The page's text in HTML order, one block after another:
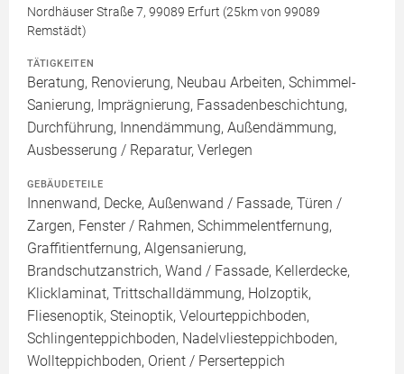
Nordhäuser Straße 7, 99089 Erfurt (25km von 99089
Remstädt)
TÄTIGKEITEN
Beratung, Renovierung, Neubau Arbeiten, Schimmel-
Sanierung, Imprägnierung, Fassadenbeschichtung,
Durchführung, Innendämmung, Außendämmung,
Ausbesserung / Reparatur, Verlegen
GEBÄUDETEILE
Innenwand, Decke, Außenwand / Fassade, Türen /
Zargen, Fenster / Rahmen, Schimmelentfernung,
Graffitientfernung, Algensanierung,
Brandschutzanstrich, Wand / Fassade, Kellerdecke,
Klicklaminat, Trittschalldämmung, Holzoptik,
Fliesenoptik, Steinoptik, Velourteppichboden,
Schlingenteppichboden, Nadelvliesteppichboden,
Wollteppichboden, Orient / Perserteppich